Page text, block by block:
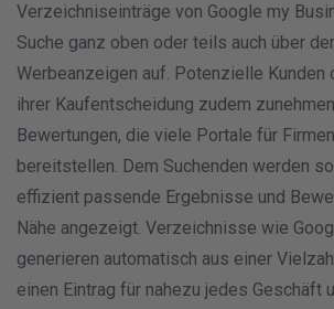
Verzeichniseinträge von Google my
Suche ganz oben oder teils auch über
Werbeanzeigen auf. Potenzielle Kunden
ihrer Kaufentscheidung zudem
Bewertungen, die viele Portale für
bereitstellen. Dem Suchenden werden
effizient passende Ergebnisse und
Nähe angezeigt. Verzeichnisse wie
generieren automatisch aus einer
einen Eintrag für nahezu jedes Geschäft